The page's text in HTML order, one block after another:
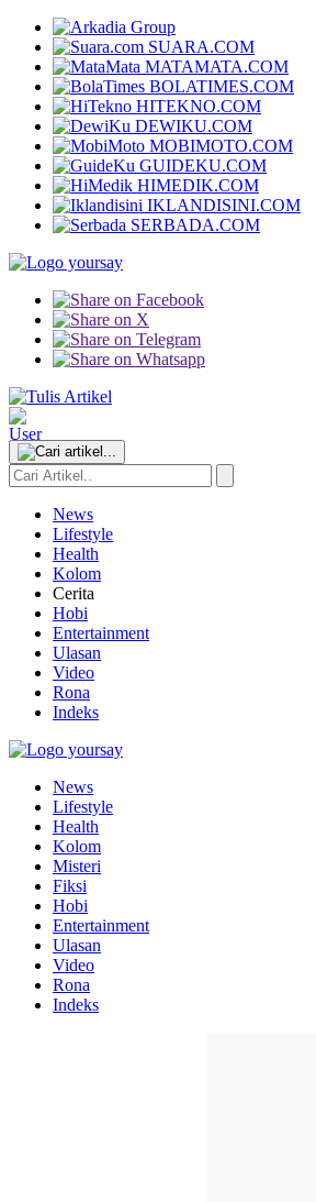
SUARA.COM
MATAMATA.COM
BOLATIMES.COM
HITEKNO.COM
DEWIKU.COM
MOBIMOTO.COM
GUIDEKU.COM
HIMEDIK.COM
IKLANDISINI.COM
SERBADA.COM
News
Lifestyle
Health
Kolom
Cerita
Hobi
Entertainment
Ulasan
Video
Rona
Indeks
News
Lifestyle
Health
Kolom
Misteri
Fiksi
Hobi
Entertainment
Ulasan
Video
Rona
Indeks